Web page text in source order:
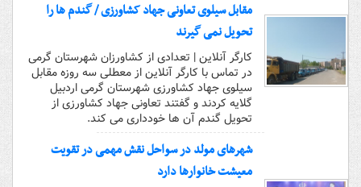
مقابل سیلوی تعاونی جهاد کشاورزی / گندم ها را
تحویل نمی گیرند
کارگر آنلاین | تعدادی از کشاورزان شهرستان گرمی
در تماس با کارگر آنلاین از معطلی سه روزه مقابل
سیلوی جهاد کشاورزی شهرستان گرمی اردبیل
گلایه کردند و گفتند تعاونی جهاد کشاورزی از
تحویل گندم آن ها خودداری می کند.
شهرهای مولد در سواحل نقش مهمی در تقویت
معیشت خانوارها دارد